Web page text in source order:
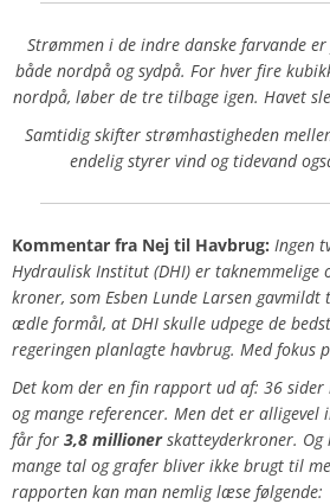
Strømmen i de indre danske farvande
både nordpå og sydpå. For hver fire
nordpå, løber de tre tilbage igen. Havet
Samtidig skifter strømhastigheden
endelig styrer vind og tidevand
Kommentar fra Nej til Havbrug: Ingen
Hydraulisk Institut (DHI) er taknemmelige
kroner, som Esben Lunde Larsen
ædle formål, at DHI skulle udpege de
regeringen planlagte havbrug. Med fokus
Det kom der en fin rapport ud af: 36
og mange referencer. Men det er alligevel
får for 3,8 millionerskatteyderkroner. Og
mange tal og grafer bliver ikke brugt til
rapporten kan man nemlig læse følgende: